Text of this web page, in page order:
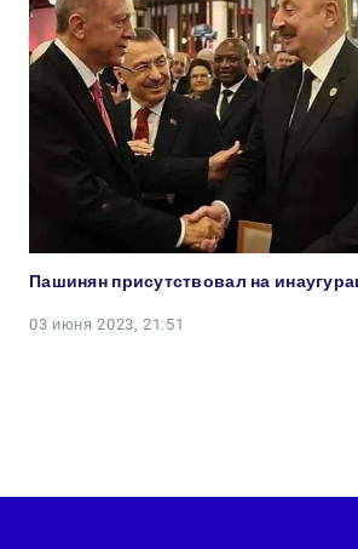
Пашинян присутствовал на
03 июня 2023, 21:51